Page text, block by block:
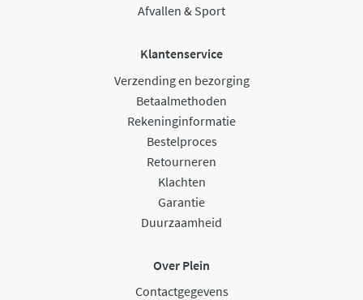
Afvallen & Sport
Klantenservice
Verzending en bezorging
Betaalmethoden
Rekeninginformatie
Bestelproces
Retourneren
Klachten
Garantie
Duurzaamheid
Over Plein
Contactgegevens